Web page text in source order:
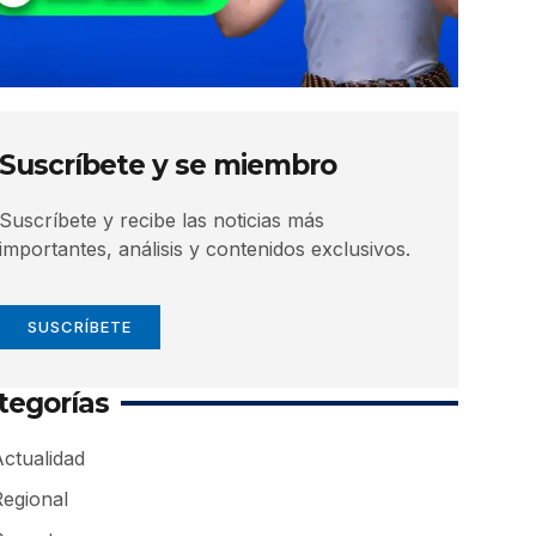
Suscríbete y se miembro
Suscríbete y recibe las noticias más
importantes, análisis y contenidos exclusivos.
SUSCRÍBETE